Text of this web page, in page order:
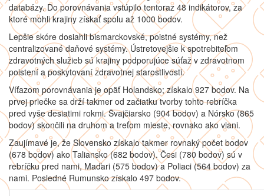
databázy. Do porovnávania vstúpilo tentoraz 48 indikátorov, za
ktoré mohli krajiny získať spolu až 1000 bodov.
Lepšie skóre dosiahli bismarckovské, poistné systémy, než
centralizované daňové systémy. Ústretovejšie k spotrebiteľom
zdravotných služieb sú krajiny podporujúce súťaž v zdravotnom
poistení a poskytovaní zdravotnej starostlivosti.
Víťazom porovnávania je opäť Holandsko; získalo 927 bodov. Na
prvej priečke sa drží takmer od začiatku tvorby tohto rebríčka
pred vyše desiatimi rokmi. Švajčiarsko (904 bodov) a Nórsko (865
bodov) skončili na druhom a treťom mieste, rovnako ako vlani.
Zaujímavé je, že Slovensko získalo takmer rovnaký počet bodov
(678 bodov) ako Taliansko (682 bodov). Česi (780 bodov) sú v
rebríčku pred nami, Maďari (575 bodov) a Poliaci (564 bodov) za
nami. Posledné Rumunsko získalo 497 bodov.